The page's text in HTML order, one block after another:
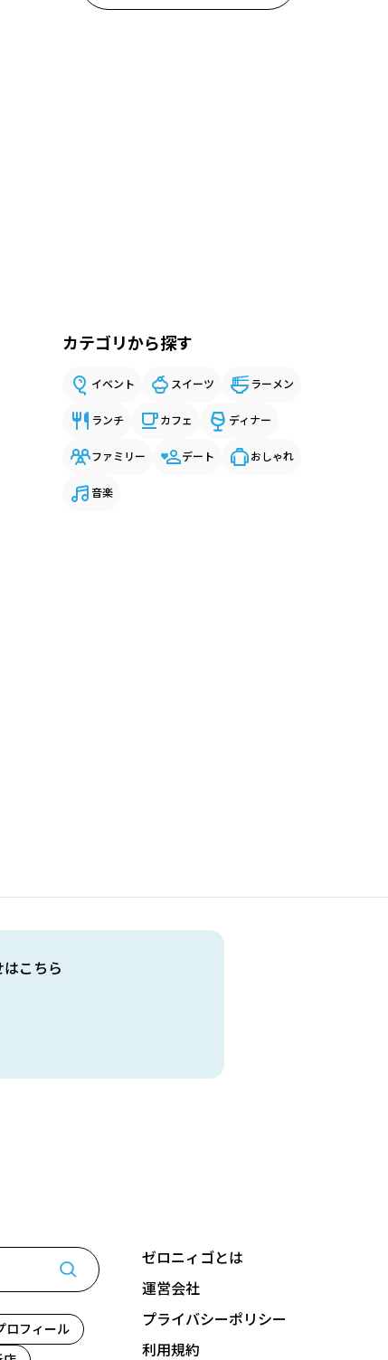
カテゴリから探す
イベント スイーツ ラーメン
ランチ カフェ ディナー
ファミリー デート おしゃれ
音楽
こちら
ロフィール
ゼロニィゴとは
運営会社
プライバシーポリシー
利用規約